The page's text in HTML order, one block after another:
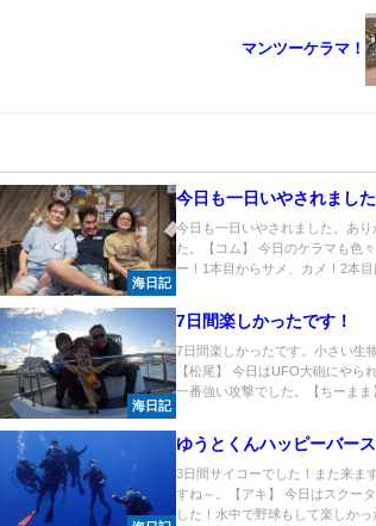
マンツーケラマ！
海日記
今日も一日いやされました
今日も一日いやされました。あり
た。【コム】 今日のケラマも色
ー！1本目からサメ、カメ！2本目
海日記
7日間楽しかったです！
7日間楽しかったです。小さい生
【松尾】 今日はUFO大砲にやら
一番強い攻撃でした。【ちーまま
ゆうとくんハッピーバース
3日間サイコーでした！また来ま
すね～。【アキ】 今日はスクー
した！水中で野球もして楽しかっ